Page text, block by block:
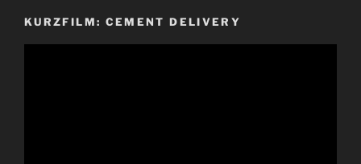
KURZFILM: CEMENT DELIVERY